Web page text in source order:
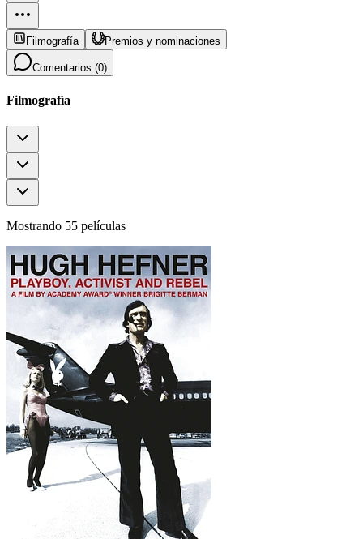
Filmografía Premios y nominaciones
Comentarios (0)
Filmografía
Mostrando 55 películas